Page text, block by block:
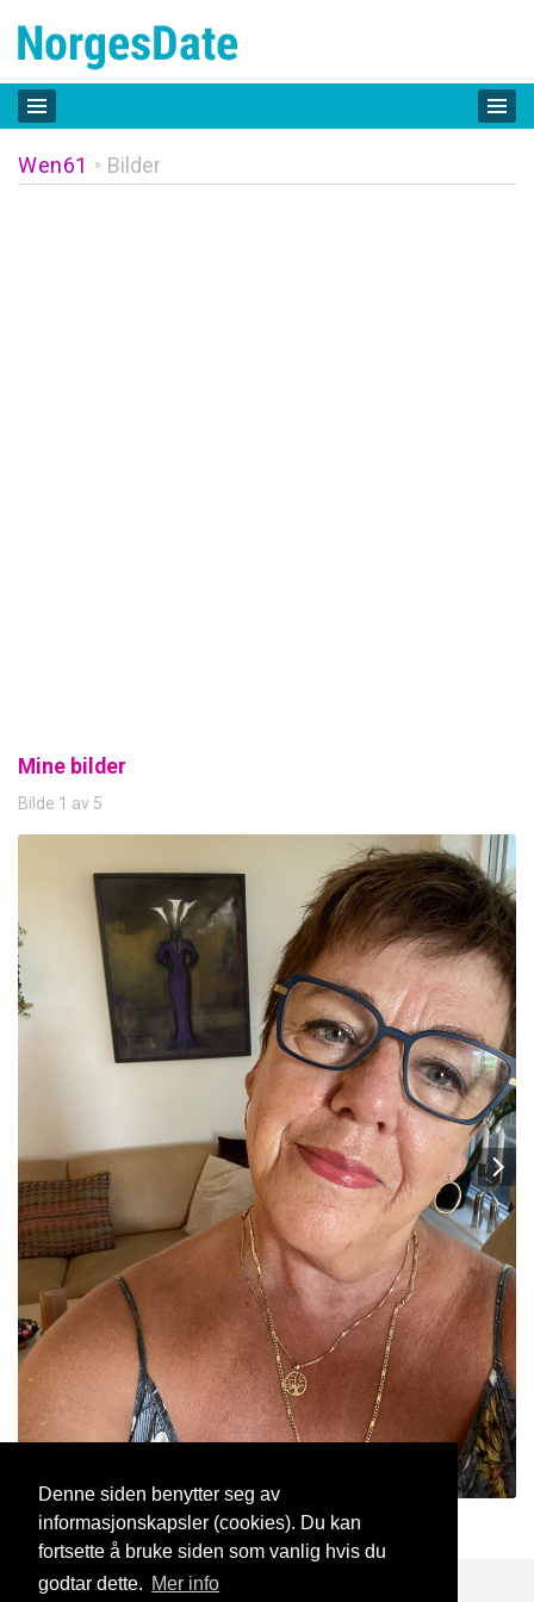
Denne siden benytter seg av
informasjonskapsler (cookies). Du kan
fortsette å bruke siden som vanlig hvis du
godtar dette. Mer info
Wen61 » Bilder
Mine bilder
Bilde 1 av 5
Wen61 15 Apr, 2025
Blogg Support Kontakt oss